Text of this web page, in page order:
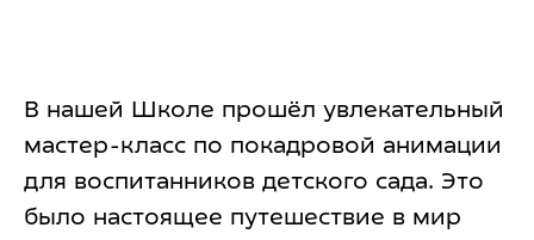
В нашей Школе прошёл увлекательный
мастер-класс по покадровой анимации
для воспитанников детского сада. Это
было настоящее путешествие в мир